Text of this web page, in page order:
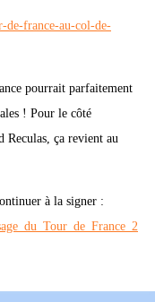
de-france-au-col-de-
pourrait parfaitement
! Pour le côté
Reculas, ça revient au
à la signer :